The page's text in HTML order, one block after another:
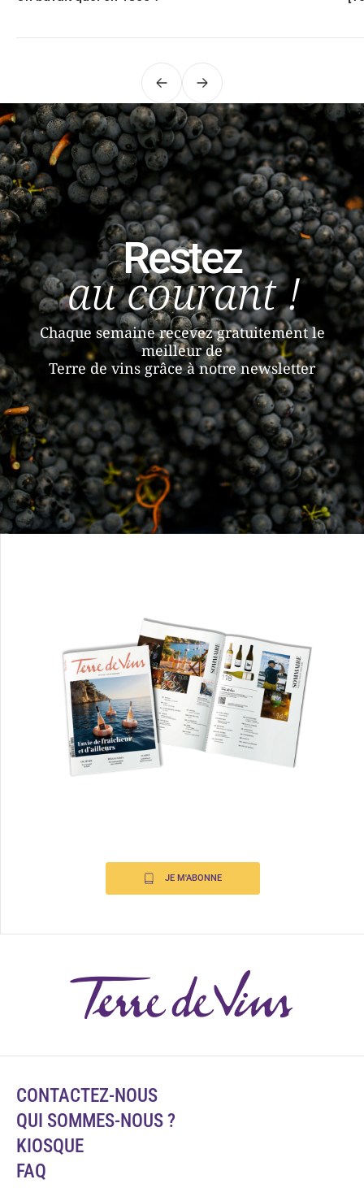
PrécédentSuivant
Restez
au courant !
Chaque semaine recevez gratuitement le
meilleur de
Terre de vins grâce à notre newsletter
JE M'ABONNE
CONTACTEZ-NOUS
QUI SOMMES-NOUS ?
KIOSQUE
FAQ